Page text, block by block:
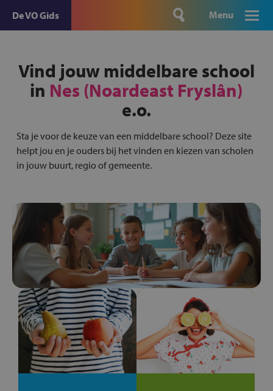
De VO Gids Menu
Vind jouw middelbare school
in Nes (Noardeast Fryslân)
e.o.
Sta je voor de keuze van een middelbare school? Deze site
helpt jou en je ouders bij het vinden en kiezen van scholen
in jouw buurt, regio of gemeente.